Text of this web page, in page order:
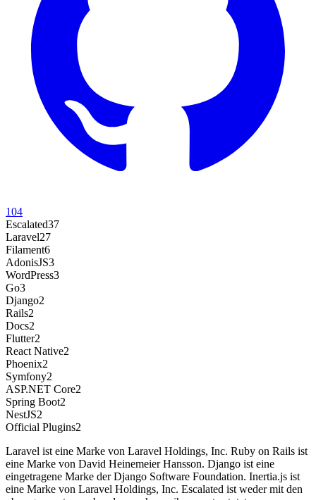
104
Escalated37
Laravel27
Filament6
AdonisJS3
WordPress3
Go3
Django2
Rails2
Docs2
Flutter2
React Native2
Phoenix2
Symfony2
ASP.NET Core2
Spring Boot2
NestJS2
Official Plugins2
Laravel ist eine Marke von Laravel Holdings, Inc. Ruby on Rails ist
eine Marke von David Heinemeier Hansson. Django ist eine
eingetragene Marke der Django Software Foundation. Inertia.js ist
eine Marke von Laravel Holdings, Inc. Escalated ist weder mit den